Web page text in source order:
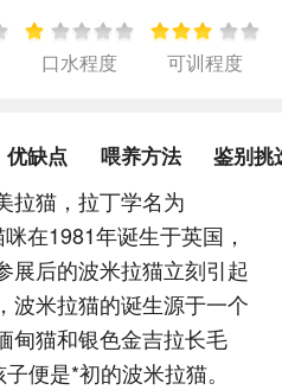
口水程度 可训程度
优缺点 喂养方法 鉴别挑
拉猫，拉丁学名为
在1981年诞生于英国，
展后的波米拉猫立刻引起
波米拉猫的诞生源于一个
猫和银色金吉拉长毛
便是*初的波米拉猫。